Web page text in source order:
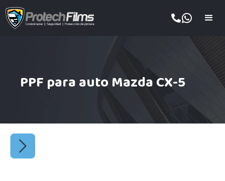
PPF para auto Mazda CX-5